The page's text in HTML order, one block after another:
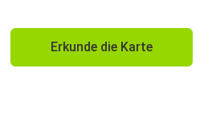
Erkunde die Karte